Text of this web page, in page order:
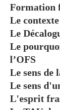
Formation
Le
Le
Le
l’OFS
Le sens de
Le sens
L'esprit